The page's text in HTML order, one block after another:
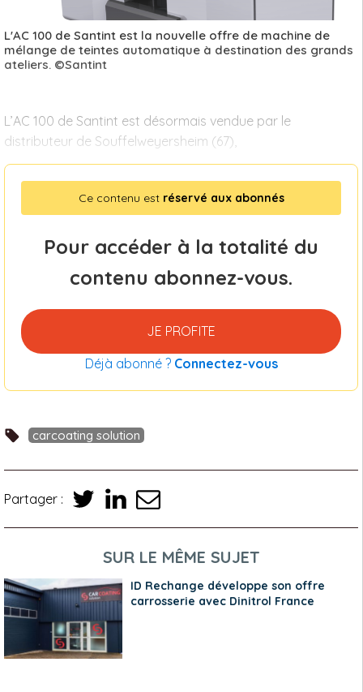
L'AC 100 de Santint est la nouvelle offre de machine de
mélange de teintes automatique à destination des grands
ateliers. ©Santint
L’AC 100 de Santint est désormais vendue par le
distributeur de Souffelweyersheim (67),
Ce contenu est réservé aux abonnés
Pour accéder à la totalité du
contenu abonnez-vous.
JE PROFITE
Déjà abonné ? Connectez-vous
carcoating solution
Partager :
SUR LE MÊME SUJET
ID Rechange développe son offre
carrosserie avec Dinitrol France